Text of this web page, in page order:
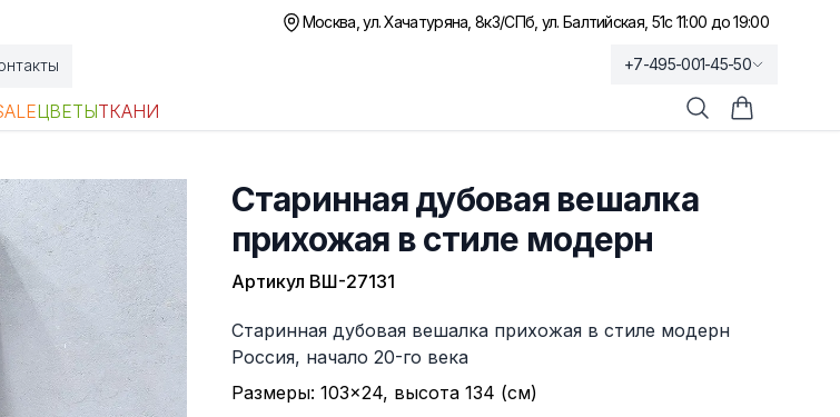
Москва, ул. Хачатуряна, 8к3/СПб, ул. Балтийская, 51с 11:00 до 19:00
ЦВЕТЫТКАНИ
+7-495-001-45-50
ПоискКорзина
Старинная дубовая вешалка
прихожая в стиле модерн
Артикул ВШ-27131
Описание
Старинная дубовая вешалка прихожая в стиле модерн
Россия, начало 20-го века
Размеры: 103×24, высота 134 (см)